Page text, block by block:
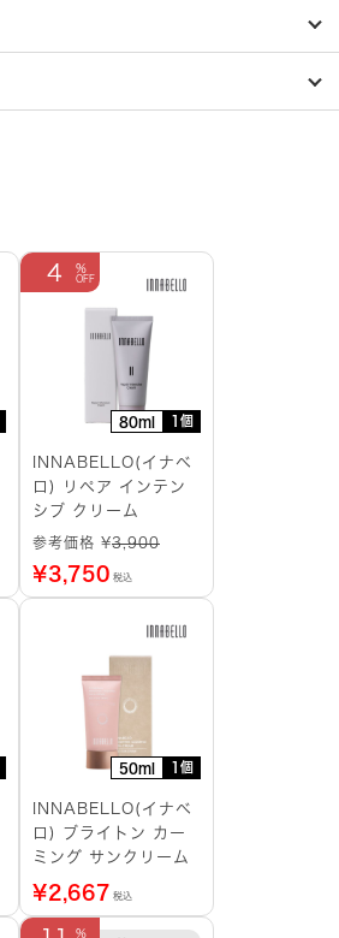
80ml 1個
4
INNABELLO(イナベ
ロ) リペア インテン
シブ クリーム
参考価格 ¥3,900
¥3,750 税込
50ml 1個
INNABELLO(イナベ
ロ) ブライトン カー
ミング サンクリーム
¥2,667 税込